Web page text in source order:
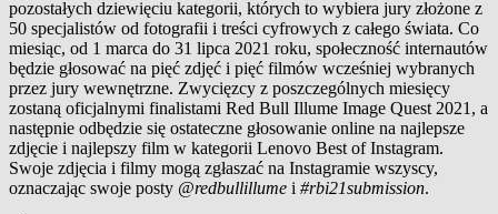
pozostałych dziewięciu kategorii, których to wybiera jury złożone z
50 specjalistów od fotografii i treści cyfrowych z całego świata. Co
miesiąc, od 1 marca do 31 lipca 2021 roku, społeczność internautów
będzie głosować na pięć zdjęć i pięć filmów wcześniej wybranych
przez jury wewnętrzne. Zwycięzcy z poszczególnych miesięcy
zostaną oficjalnymi finalistami Red Bull Illume Image Quest 2021, a
następnie odbędzie się ostateczne głosowanie online na najlepsze
zdjęcie i najlepszy film w kategorii Lenovo Best of Instagram.
Swoje zdjęcia i filmy mogą zgłaszać na Instagramie wszyscy,
oznaczając swoje posty @redbullillume i #rbi21submission.